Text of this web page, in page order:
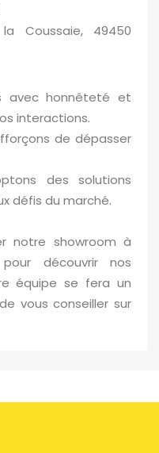
49450
avec honnêteté et
interactions.
de dépasser
des solutions
défis du marché.
notre showroom à
découvrir nos
équipe se fera un
vous conseiller sur